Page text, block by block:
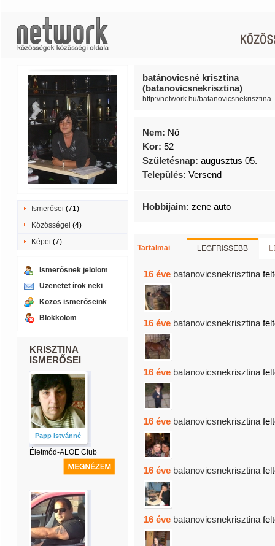
Ismerősei (71)
Közösségei (4)
Képei (7)
Ismerősnek jelölöm
Üzenetet írok neki
Közös ismerőseink
Blokkolom
KRISZTINA
ISMERŐSEI
Papp Istvánné
Életmód-ALOE Club
batánovicsné krisztina
(batanovicsnekrisztina)
http://network.hu/batanovicsnekrisztina
Nem: Nő
Kor: 52
Születésnap: augusztus 05.
Település: Versend
Hobbijaim: zene auto
Tartalmai LEGFRISSEBB
16 éve batanovicsnekrisztina
16 éve batanovicsnekrisztina
16 éve batanovicsnekrisztina
16 éve batanovicsnekrisztina
16 éve batanovicsnekrisztina
16 éve batanovicsnekrisztina